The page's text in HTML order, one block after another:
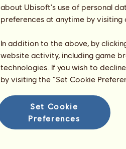
about Ubisoft's use of personal
preferences at anytime by
In addition to the above, by
website activity, including game
technologies. If you wish to
by visiting the “Set Cookie
Set Cookie
Preferences